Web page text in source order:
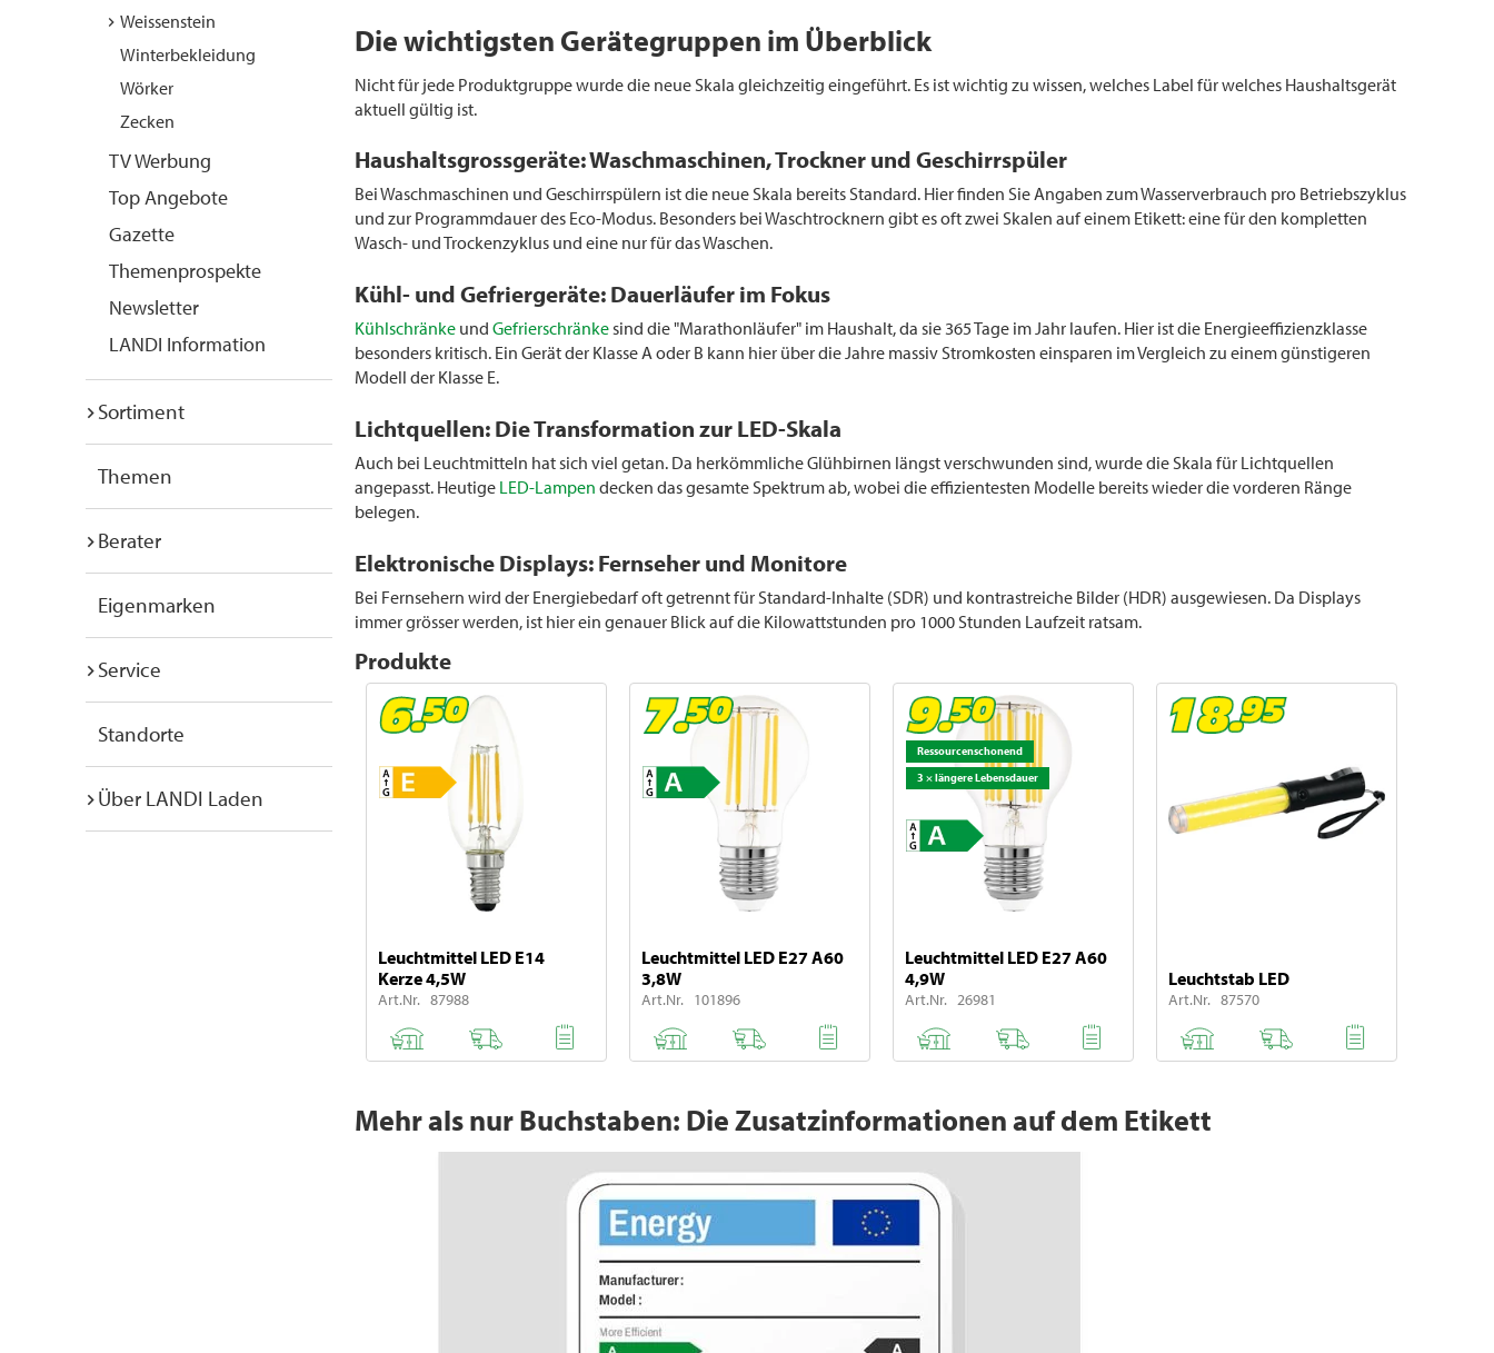
Weissenstein
Winterbekleidung
Wörker
Zecken
TV Werbung
Top Angebote
Gazette
Themenprospekte
Newsletter
LANDI Information
Sortiment
Themen
Berater
Eigenmarken
Service
Standorte
Über LANDI Laden
Die wichtigsten Gerätegruppen im Überblick
Nicht für jede Produktgruppe wurde die neue Skala gleichzeitig eingeführt. Es ist wichtig zu wissen, welches Label für welches Haushaltsgerät
aktuell gültig ist.
Haushaltsgrossgeräte: Waschmaschinen, Trockner und Geschirrspüler
Bei Waschmaschinen und Geschirrspülern ist die neue Skala bereits Standard. Hier finden Sie Angaben zum Wasserverbrauch pro Betriebszyklus
und zur Programmdauer des Eco-Modus. Besonders bei Waschtrocknern gibt es oft zwei Skalen auf einem Etikett: eine für den kompletten
Wasch- und Trockenzyklus und eine nur für das Waschen.
Kühl- und Gefriergeräte: Dauerläufer im Fokus
Kühlschränke und Gefrierschränkesind die "Marathonläufer" im Haushalt, da sie 365 Tage im Jahr laufen. Hier ist die Energieeffizienzklasse
besonders kritisch. Ein Gerät der Klasse A oder B kann hier über die Jahre massiv Stromkosten einsparen im Vergleich zu einem günstigeren
Modell der Klasse E.
Lichtquellen: Die Transformation zur LED-Skala
Auch bei Leuchtmitteln hat sich viel getan. Da herkömmliche Glühbirnen längst verschwunden sind, wurde die Skala für Lichtquellen
angepasst. Heutige LED-Lampen decken das gesamte Spektrum ab, wobei die effizientesten Modelle bereits wieder die vorderen Ränge
belegen.
Elektronische Displays: Fernseher und Monitore
Bei Fernsehern wird der Energiebedarf oft getrennt für Standard-Inhalte (SDR) und kontrastreiche Bilder (HDR) ausgewiesen. Da Displays
immer grösser werden, ist hier ein genauer Blick auf die Kilowattstunden pro 1000 Stunden Laufzeit ratsam.
Produkte
Leuchtmittel LED E14
Kerze 4,5W
Art.Nr. 87988
Leuchtmittel LED E27 A60
3,8W
Art.Nr. 101896
Ressourcenschonend
3 × längere Lebensdauer
Leuchtmittel LED E27 A60
4,9W
Art.Nr. 26981
Leuchtstab LED
Art.Nr. 87570
Mehr als nur Buchstaben: Die Zusatzinformationen auf dem Etikett